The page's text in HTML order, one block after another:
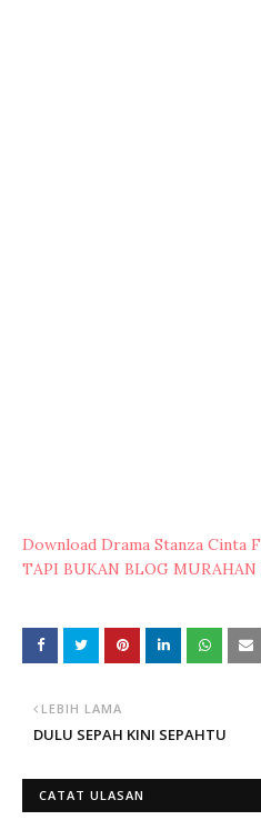
Download Drama Stanza Cinta
TAPI BUKAN BLOG
LEBIH LAMA
DULU SEPAH KINI SEPAHTU
CATAT ULASAN